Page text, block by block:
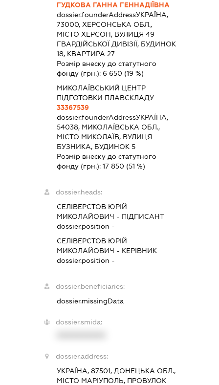
ГУДКОВА ГАННА ГЕННАДІЇВНА
dossier.founderAddressУКРАЇНА,
73000, ХЕРСОНСЬКА ОБЛ.,
МІСТО ХЕРСОН, ВУЛИЦЯ 49
ГВАРДІЙСЬКОЇ ДИВІЗІЇ, БУДИНОК
18, КВАРТИРА 27
Розмір внеску до статутного
фонду (грн.): 6 650 (19 %)
МИКОЛАЇВСЬКИЙ ЦЕНТР
ПІДГОТОВКИ ПЛАВСКЛАДУ
33367539
dossier.founderAddressУКРАЇНА,
54038, МИКОЛАЇВСЬКА ОБЛ.,
МІСТО МИКОЛАЇВ, ВУЛИЦЯ
БУЗНИКА, БУДИНОК 5
Розмір внеску до статутного
фонду (грн.): 17 850 (51 %)
dossier.heads:
СЕЛІВЕРСТОВ ЮРІЙ
МИКОЛАЙОВИЧ - ПІДПИСАНТ
dossier.position -
СЕЛІВЕРСТОВ ЮРІЙ
МИКОЛАЙОВИЧ - КЕРІВНИК
dossier.position -
dossier.beneficiaries:
dossier.missingData
dossier.smida:
dossier.address:
УКРАЇНА, 87501, ДОНЕЦЬКА ОБЛ.,
МІСТО МАРІУПОЛЬ, ПРОВУЛОК